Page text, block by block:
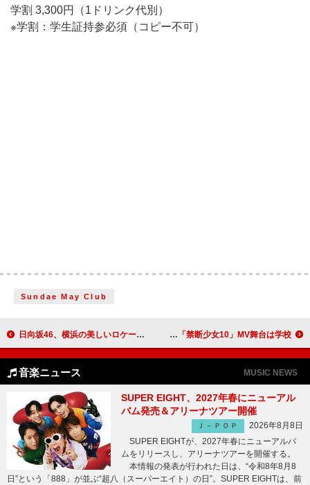
学割 3,300円（1ドリンク代別）
※学割：学生証持参必須（コピー不可）
Sundae May Club
日向坂46、横浜の美しいロケーションで「お願いバッハ！」パフォーマンス Mega Shinnosuke、新曲「禁断少女10」MV舞台は学校
音楽ニュース MUSIC NEWS
SUPER EIGHT、2027年春にニューアル
バム発売＆アリーナツアー開催
Ｊ－ＰＯＰ
2026年8月8日
SUPER EIGHTが、2027年春にニューアルバ
ムをリリースし、アリーナツアーを開催する。
本情報の発表が行われた日は、“令和8年8月8
日”という「888」が並ぶ“超八（スーパーエイト）の日”。SUPER EIGHTは、前